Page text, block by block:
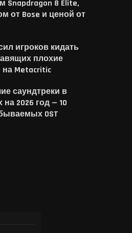
Испанцы научили
создан
нейроморфный...
Snapdragon 8 Elite,
от Bose и ценой от
игроков кидать
плохие
на Metacritic
саундтреки в
на 2026 год — 10
OST